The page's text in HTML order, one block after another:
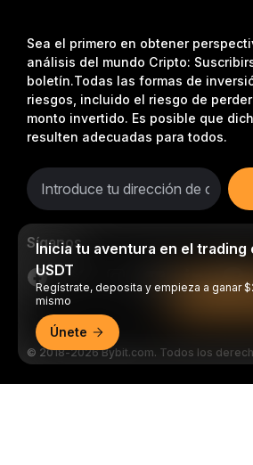
Sea el primero en obtener
análisis del mundo Cripto:
boletín.Todas las formas de
riesgos, incluido el riesgo de
monto invertido. Es posible que
resulten adecuadas para todos.
Síganos
© 2018-2026 Bybit.com. Todos los
Inicia tu aventura en el trading
USDT
Regístrate, deposita y empieza a ganar
mismo
Únete
Leer en la